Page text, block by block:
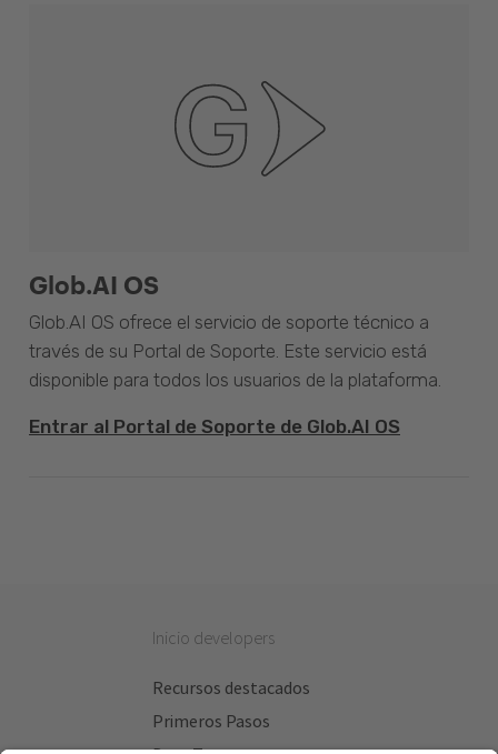
Glob.AI OS
Glob.AI OS ofrece el servicio de soporte técnico a
través de su Portal de Soporte. Este servicio está
disponible para todos los usuarios de la plataforma.
Entrar al Portal de Soporte de Glob.AI OS
Inicio developers
Recursos destacados
Primeros Pasos